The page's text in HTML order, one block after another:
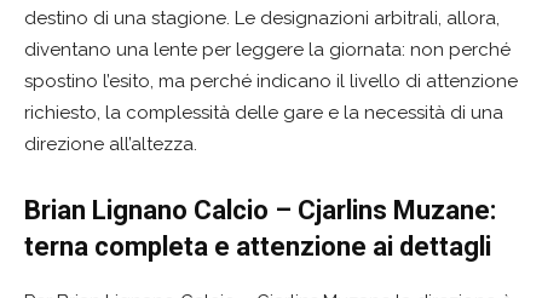
destino di una stagione. Le designazioni arbitrali, allora,
diventano una lente per leggere la giornata: non perché
spostino l’esito, ma perché indicano il livello di attenzione
richiesto, la complessità delle gare e la necessità di una
direzione all’altezza.
Brian Lignano Calcio – Cjarlins Muzane:
terna completa e attenzione ai dettagli